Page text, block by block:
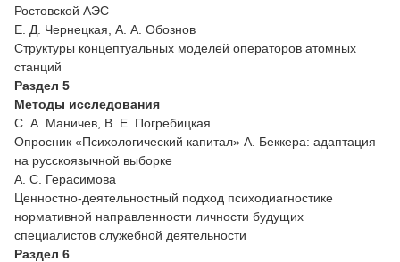
Ростовской АЭС
Е. Д. Чернецкая, А. А. Обознов
Структуры концептуальных моделей операторов атомных
станций
Раздел 5
Методы исследования
С. А. Маничев, В. Е. Погребицкая
Опросник «Психологический капитал» А. Беккера: адаптация
на русскоязычной выборке
А. С. Герасимова
Ценностно-деятельностный подход психодиагностике
нормативной направленности личности будущих
специалистов служебной деятельности
Раздел 6